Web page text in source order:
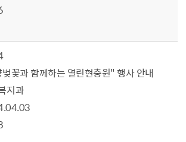
꽃과 함께하는 열린현충원" 행사 안내
지과